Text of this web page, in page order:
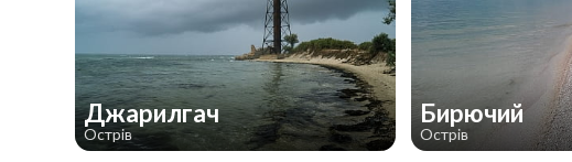
Джарилгач
Острів
Бирючий
Острів